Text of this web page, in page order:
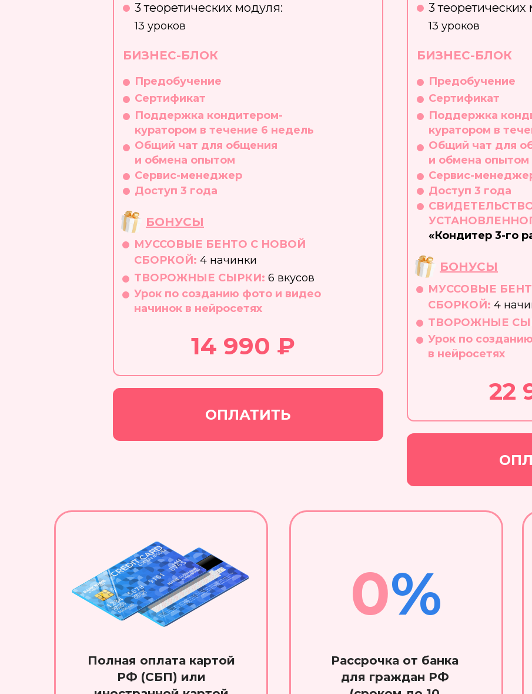
БИЗНЕС-БЛОК
3 теоретических модуля:
13 уроков
БОНУСЫ
МУССОВЫЕ БЕНТО С НОВОЙ
СБОРКОЙ: 4 начинки
ТВОРОЖНЫЕ СЫРКИ: 6 вкусов
Урок по созданию фото и видео
начинок в нейросетях
Предобучение
​Сертификат
​Поддержка кондитером-
куратором в течение 6 недель​
Общий чат для общения
и обмена опытом
Сервис-менеджер​
Доступ 3 года
14 990 ₽
ОПЛАТИТЬ
БИЗНЕС-БЛОК
3 теоретических
13 уроков
Предобучение
​Сертификат
​Поддержка
куратором в
Общий чат для
и обмена опытом
Сервис-
Доступ 3 года
«Кондитер 3-го
22
БОНУСЫ
МУССОВЫЕ
СБОРКОЙ: 4
ТВОРОЖНЫЕ
Урок по
в нейросетях
Полная оплата картой
РФ (СБП) или
Рассрочка от банка
для граждан РФ
0%